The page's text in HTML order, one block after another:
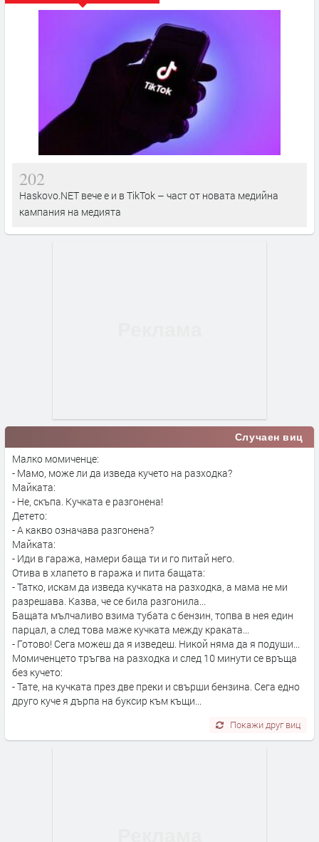
202
Haskovo.NET вече е и в TikTok – част от новата медийна
кампания на медията
Случаен виц
Малко момиченце:
- Мамо, може ли да изведа кучето на разходка?
Майката:
- Не, скъпа. Кучката е разгонена!
Детето:
- А какво означава разгонена?
Майката:
- Иди в гаража, намери баща ти и го питай него.
Отива в хлапето в гаража и пита бащата:
- Татко, искам да изведа кучката на разходка, а мама не ми
разрешава. Казва, че се била разгонила...
Бащата мълчаливо взима тубата с бензин, топва в нея един
парцал, а след това маже кучката между краката...
- Готово! Сега можеш да я изведеш. Никой няма да я подуши...
Момиченцето тръгва на разходка и след 10 минути се връща
без кучето:
- Тате, на кучката през две преки и свърши бензина. Сега едно
друго куче я дърпа на буксир към къщи...
Покажи друг виц